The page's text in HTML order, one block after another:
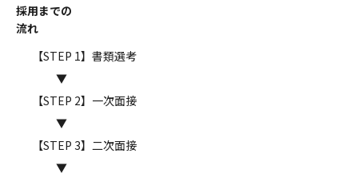
採用までの
流れ
【STEP 1】書類選考
▼
【STEP 2】一次面接
▼
【STEP 3】二次面接
▼